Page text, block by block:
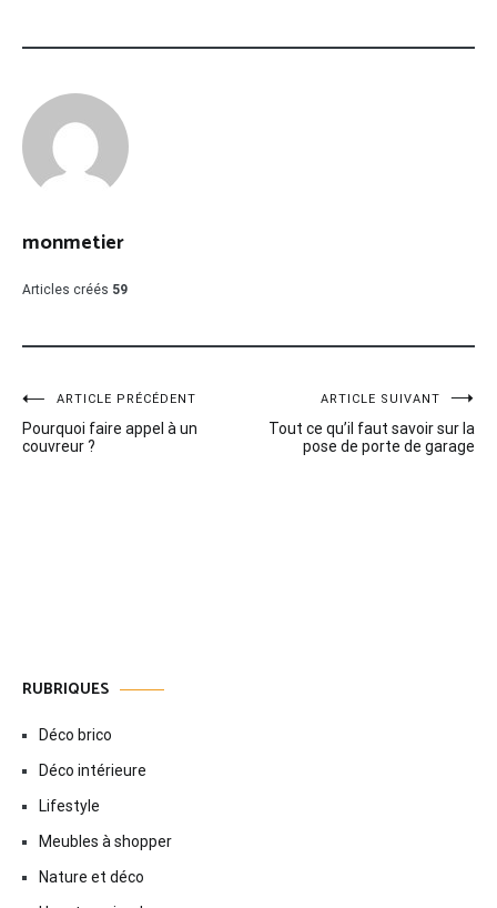
monmetier
Articles créés 59
Navigation
de
ARTICLE PRÉCÉDENT
Pourquoi faire appel à un
couvreur ?
ARTICLE SUIVANT
Tout ce qu’il faut savoir sur la
pose de porte de garage
RUBRIQUES
Déco brico
Déco intérieure
Lifestyle
Meubles à shopper
Nature et déco